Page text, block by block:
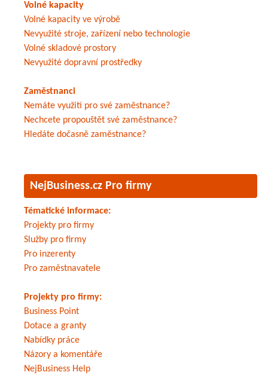
Volné kapacity
Volné kapacity ve výrobě
Nevyužité stroje, zařízení nebo technologie
Volné skladové prostory
Nevyužité dopravní prostředky
Zaměstnanci
Nemáte využití pro své zaměstnance?
Nechcete propouštět své zaměstnance?
Hledáte dočasně zaměstnance?
NejBusiness.cz Pro firmy
Tématické informace:
Projekty pro firmy
Služby pro firmy
Pro inzerenty
Pro zaměstnavatele
Projekty pro firmy:
Business Point
Dotace a granty
Nabídky práce
Názory a komentáře
NejBusiness Help